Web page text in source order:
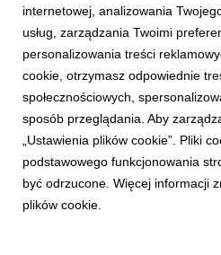
785 KB
internetowej, analizowania
usług, zarządzania Twoimi
personalizowania treści
cookie, otrzymasz odpowiednie
społecznościowych,
sposób przeglądania. Aby
„Ustawienia plików cookie”. Pliki
podstawowego funkcjonowania
być odrzucone. Więcej informacji
plików cookie.